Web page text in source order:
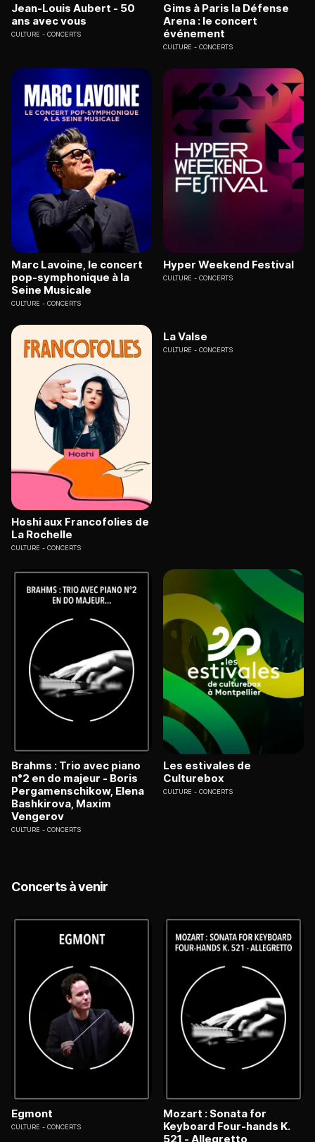
Jean-Louis Aubert - 50
ans avec vous
CULTURE CONCERTS
Gims à Paris la Défense
Arena : le concert
événement
CULTURE CONCERTS
Marc Lavoine, le concert
pop-symphonique à la
Seine Musicale
CULTURE CONCERTS
Hyper Weekend Festival
CULTURE CONCERTS
Hoshi aux Francofolies de
La Rochelle
CULTURE CONCERTS
La Valse
CULTURE CONCERTS
Brahms : Trio avec piano
n°2 en do majeur - Boris
Pergamenschikow, Elena
Bashkirova, Maxim
Vengerov
CULTURE CONCERTS
Les estivales de
Culturebox
CULTURE CONCERTS
Concerts à venir
Egmont
CULTURE CONCERTS
Mozart : Sonata for
Keyboard Four-hands K.
521 - Allegretto